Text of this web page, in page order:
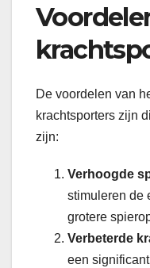
De voordelen van
krachtsporters zijn
zijn:
Verhoogde
stimuleren de
grotere
Verbeterde
een